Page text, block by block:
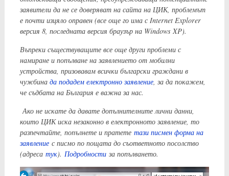
заявители да не се доверяват на сайта на ЦИК, проблемът
е почти изцяло оправен (все още го има с Internet Explorer
версия 8, пoследната версия браузър на Windows XP).
Въпреки съществуващите все още други проблеми с
намиране и попълване на заявлението от мобилни
устройства, призовавам всички български граждани в
чужбина да подадем електронно заявление, за да покажем,
че съдбата на България е важна за нас.
Ако не искате да давате допълнителните лични данни,
които ЦИК иска незаконно в електронното заявление, то
разпечтайте, попълнете и пратете тази писмен форма на
заявлениес писмо по пощата до съответното посолство
(адреса тук). Подробностиза попълването.